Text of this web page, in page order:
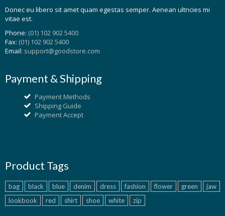
Donec eu libero sit amet quam egestas semper. Aenean ultricies mi
vitae est.
Phone: (01) 102 902 5400
Fax: (01) 102 902 5400
Email: support@goodstore.com
Payment & Shipping
Payment Methods
Shipping Guide
Payment Accept
Product Tags
bag black blue denim dress fashion flower green
jaw
lookbook
red shirt shoe white zip